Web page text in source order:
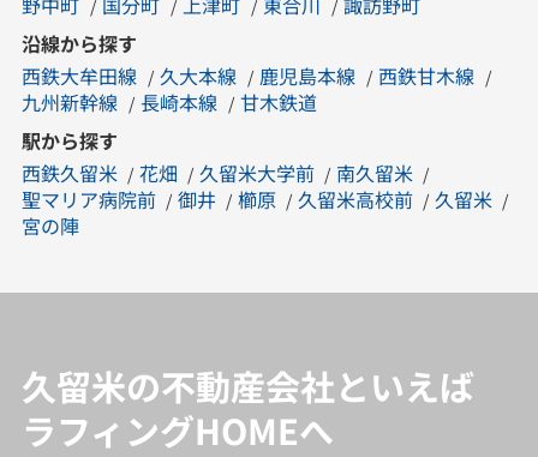
沿線から探す
西鉄大牟田線
久大本線 鹿児島本線
西鉄甘木線
九州新幹線
長崎本線
甘木鉄道
駅から探す
西鉄久留米
花畑 久留米大学前
南久留米
聖マリア病院前
御井 櫛原 久留米高校前
久留米
宮の陣
久留米の不動産会社といえば
ラフィングHOMEへ